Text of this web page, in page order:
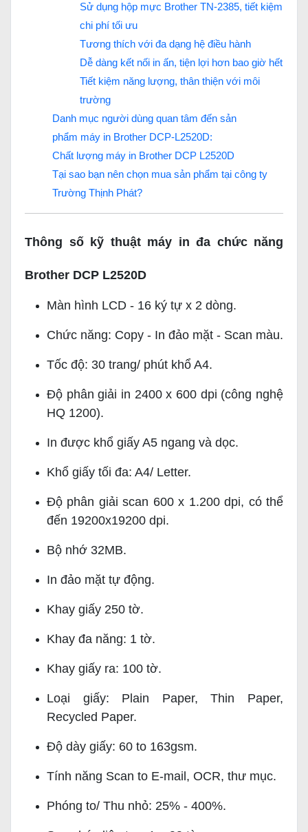
Sử dụng hộp mực Brother TN-2385, tiết kiệm
chi phí tối ưu
Tương thích với đa dạng hệ điều hành
Dễ dàng kết nối in ấn, tiện lợi hơn bao giờ hết
Tiết kiệm năng lượng, thân thiện với môi
trường
Danh mục người dùng quan tâm đến sản
phẩm máy in Brother DCP-L2520D:
Chất lượng máy in Brother DCP L2520D
Tại sao bạn nên chọn mua sản phẩm tại công ty
Trường Thịnh Phát?
Thông số kỹ thuật máy in đa chức năng
Brother DCP L2520D
Màn hình LCD - 16 ký tự x 2 dòng.
Chức năng: Copy - In đảo mặt - Scan màu.
Tốc độ: 30 trang/ phút khổ A4.
Độ phân giải in 2400 x 600 dpi (công nghệ
HQ 1200).
In được khổ giấy A5 ngang và dọc.
Khổ giấy tối đa: A4/ Letter.
Độ phân giải scan 600 x 1.200 dpi, có thể
đến 19200x19200 dpi.
Bộ nhớ 32MB.
In đảo mặt tự động.
Khay giấy 250 tờ.
Khay đa năng: 1 tờ.
Khay giấy ra: 100 tờ.
Loại giấy: Plain Paper, Thin Paper,
Recycled Paper.
Độ dày giấy: 60 to 163gsm.
Tính năng Scan to E-mail, OCR, thư mục.
Phóng to/ Thu nhỏ: 25% - 400%.